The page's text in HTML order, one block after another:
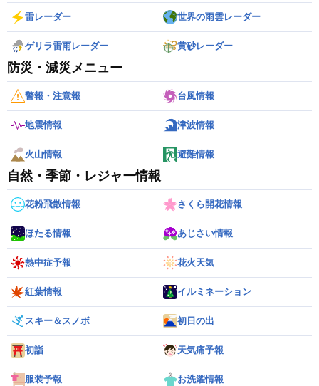
雷レーダー 世界の雨雲レーダー
ゲリラ雷雨レーダー 黄砂レーダー
防災・減災メニュー
警報・注意報 台風情報
地震情報 津波情報
火山情報 避難情報
自然・季節・レジャー情報
花粉飛散情報 さくら開花情報
ほたる情報 あじさい情報
熱中症予報 花火天気
紅葉情報 イルミネーション
スキー＆スノボ 初日の出
初詣 天気痛予報
服装予報 お洗濯情報